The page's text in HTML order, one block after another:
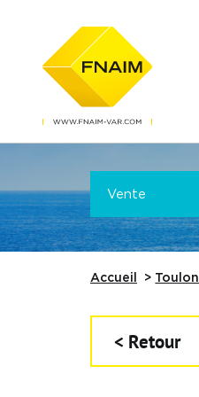
VOTRE
* Vente
Référence
Accueil Toulon
< Retour